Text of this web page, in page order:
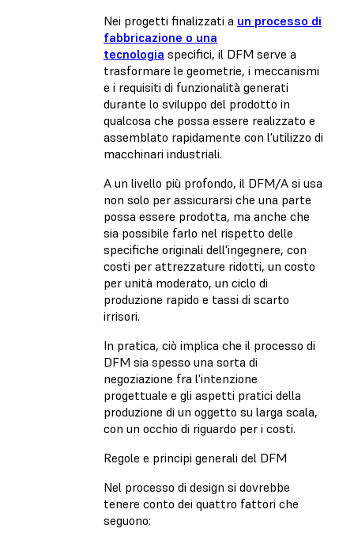
Nei progetti finalizzati a un processo di
fabbricazione o una
tecnologia specifici, il DFM serve a
trasformare le geometrie, i meccanismi
e i requisiti di funzionalità generati
durante lo sviluppo del prodotto in
qualcosa che possa essere realizzato e
assemblato rapidamente con l'utilizzo di
macchinari industriali.
A un livello più profondo, il DFM/A si usa
non solo per assicurarsi che una parte
possa essere prodotta, ma anche che
sia possibile farlo nel rispetto delle
specifiche originali dell'ingegnere, con
costi per attrezzature ridotti, un costo
per unità moderato, un ciclo di
produzione rapido e tassi di scarto
irrisori.
In pratica, ciò implica che il processo di
DFM sia spesso una sorta di
negoziazione fra l'intenzione
progettuale e gli aspetti pratici della
produzione di un oggetto su larga scala,
con un occhio di riguardo per i costi.
Regole e principi generali del DFM
Nel processo di design si dovrebbe
tenere conto dei quattro fattori che
seguono: